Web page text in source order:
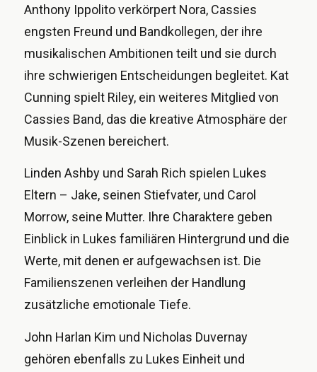
Anthony Ippolito verkörpert Nora, Cassies
engsten Freund und Bandkollegen, der ihre
musikalischen Ambitionen teilt und sie durch
ihre schwierigen Entscheidungen begleitet. Kat
Cunning spielt Riley, ein weiteres Mitglied von
Cassies Band, das die kreative Atmosphäre der
Musik-Szenen bereichert.
Linden Ashby und Sarah Rich spielen Lukes
Eltern – Jake, seinen Stiefvater, und Carol
Morrow, seine Mutter. Ihre Charaktere geben
Einblick in Lukes familiären Hintergrund und die
Werte, mit denen er aufgewachsen ist. Die
Familienszenen verleihen der Handlung
zusätzliche emotionale Tiefe.
John Harlan Kim und Nicholas Duvernay
gehören ebenfalls zu Lukes Einheit und